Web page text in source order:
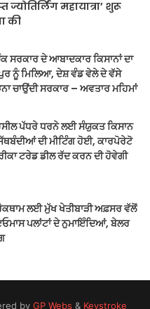
ज्योतिर्लिंग महायात्रा’ शुरू
की
ਸਰਕਾਰ ਦੇ ਆਬਾਦਕਾਰ ਕਿਸਾਨਾਂ ਦਾ
ਨੂੰ ਮਿਲਿਆ, ਦੇਸ਼ ਵੰਡ ਵੇਲੇ ਦੇ ਵੱਸੇ
ਚਾਉਂਦੀ ਸਰਕਾਰ – ਅਵਤਾਰ ਮਹਿਮਾਂ
ਪੱਧਰੇ ਧਰਨੇ ਲਈ ਸੰਯੁਕਤ ਕਿਸਾਨ
ਦੀ ਮੀਟਿੰਗ ਹੋਈ, ਕਾਰਪੋਰੇਟੋ
ਟਰੇਡ ਡੀਲ ਰੱਦ ਕਰਨ ਦੀ ਹੋਵੇਗੀ
ਲਈ ਮੁੱਖ ਖੇਤੀਬਾੜੀ ਅਫ਼ਸਰ ਵੱਲੋਂ
ਪਲਾਂਟਾਂ ਦੇ ਨੁਮਾਇੰਦਿਆਂ, ਬੇਲਰ
by GP Webs & Keystroke